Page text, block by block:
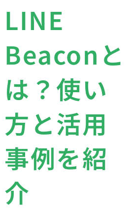
LINE
Beaconと
は？使い
方と活用
事例を紹
介